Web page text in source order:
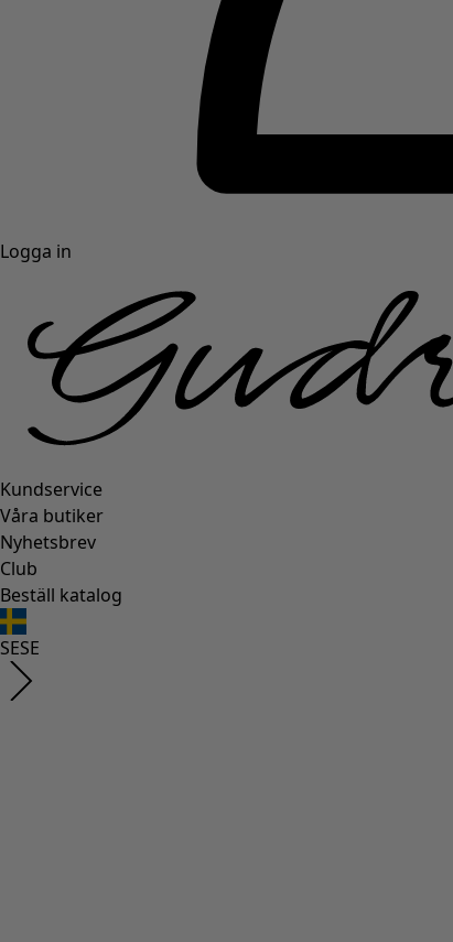
Logga in
Kundservice
Våra butiker
Nyhetsbrev
Club
Beställ katalog
SESE